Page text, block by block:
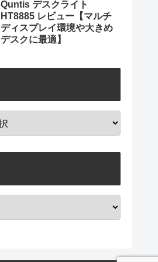
Quntis デスクライト
HT8885 レビュー【マルチ
ディスプレイ環境や大きめ
デスクに最適】